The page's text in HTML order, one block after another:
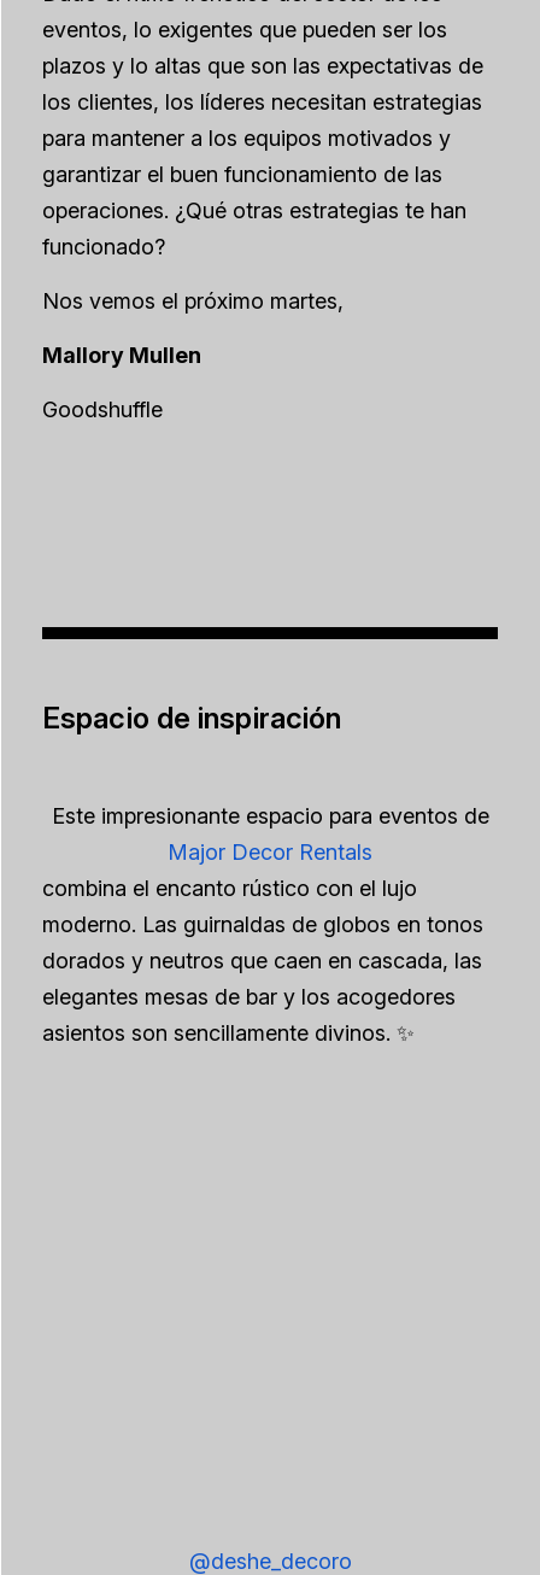
eventos, lo exigentes que pueden ser los
plazos y lo altas que son las expectativas de
los clientes, los líderes necesitan estrategias
para mantener a los equipos motivados y
garantizar el buen funcionamiento de las
operaciones. ¿Qué otras estrategias te han
funcionado?
Nos vemos el próximo martes,
Mallory Mullen
Goodshuffle
Espacio de inspiración
Este impresionante espacio para eventos de
Major Decor Rentals
combina el encanto rústico con el lujo
moderno. Las guirnaldas de globos en tonos
dorados y neutros que caen en cascada, las
elegantes mesas de bar y los acogedores
asientos son sencillamente divinos. ✨
@deshe_decoro